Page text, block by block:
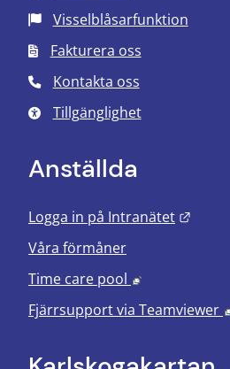
Visselblåsarfunktion
Fakturera oss
Kontakta oss
Tillgänglighet
Anställda
Logga in på Intranätet
Våra förmåner
Time care pool
Länk till
Fjärrsupport via Teamviewer